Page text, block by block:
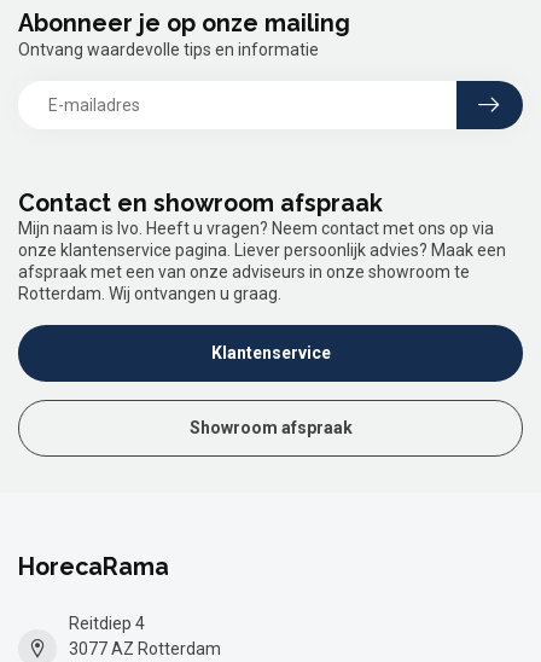
Contact en showroom afspraak
Mijn naam is Ivo. Heeft u vragen? Neem contact met ons op via
onze klantenservice pagina. Liever persoonlijk advies? Maak een
afspraak met een van onze adviseurs in onze showroom te
Rotterdam. Wij ontvangen u graag.
Klantenservice
Showroom afspraak
Abonneer je op onze mailing
Ontvang waardevolle tips en informatie
HorecaRama
Reitdiep 4
3077 AZ Rotterdam